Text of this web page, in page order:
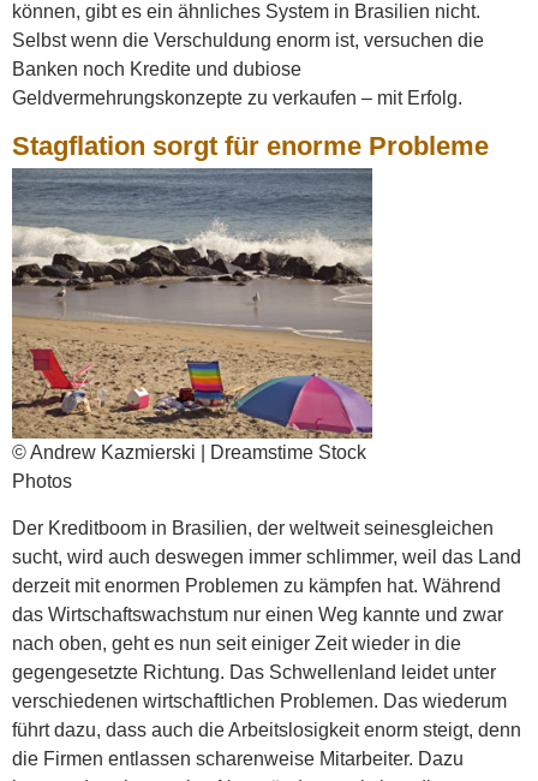
können, gibt es ein ähnliches System in Brasilien nicht.
Selbst wenn die Verschuldung enorm ist, versuchen die
Banken noch Kredite und dubiose
Geldvermehrungskonzepte zu verkaufen – mit Erfolg.
Stagflation sorgt für enorme Probleme
© Andrew Kazmierski | Dreamstime Stock
Photos
Der Kreditboom in Brasilien, der weltweit seinesgleichen
sucht, wird auch deswegen immer schlimmer, weil das Land
derzeit mit enormen Problemen zu kämpfen hat. Während
das Wirtschaftswachstum nur einen Weg kannte und zwar
nach oben, geht es nun seit einiger Zeit wieder in die
gegengesetzte Richtung. Das Schwellenland leidet unter
verschiedenen wirtschaftlichen Problemen. Das wiederum
führt dazu, dass auch die Arbeitslosigkeit enorm steigt, denn
die Firmen entlassen scharenweise Mitarbeiter. Dazu